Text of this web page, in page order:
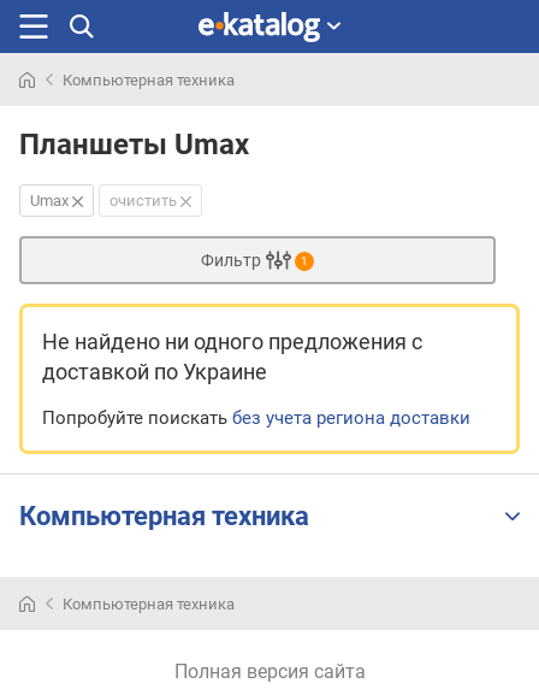
раньше
Компьютерная техника
Планшеты Umax
Umax очистить
Фильтр 1
Не найдено ни одного предложения с
доставкой по Украине
Попробуйте поискать без учета региона доставки
Компьютерная техника
Компьютерная техника
Полная версия сайта